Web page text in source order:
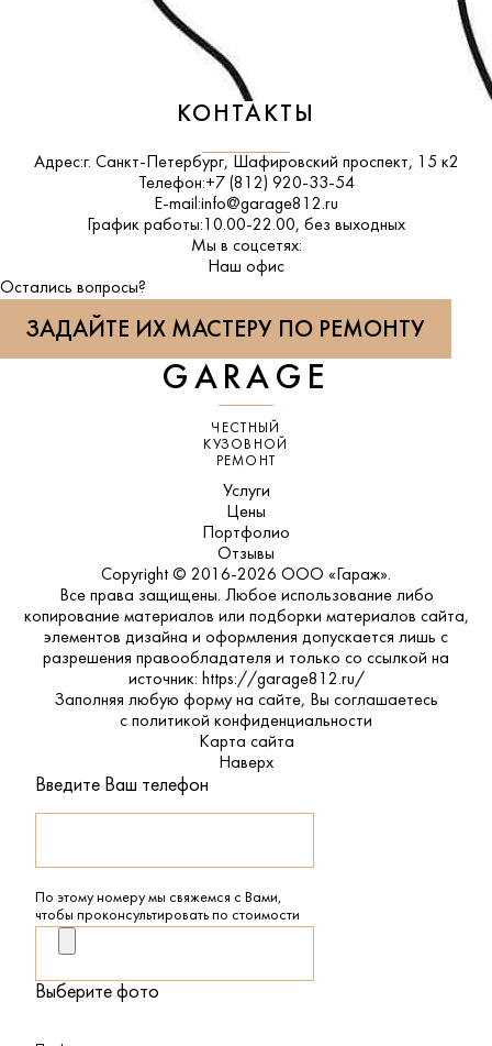
КОНТАКТЫ
Адрес:г. Санкт-Петербург, Шафировский проспект, 15 к2
Телефон:+7 (812) 920-33-54
E-mail:info@garage812.ru
График работы: 10.00-22.00, без выходных
Мы в соцсетях:
ВКонтакте
Наш офис
Остались вопросы?
ЗАДАЙТЕ ИХ МАСТЕРУ ПО РЕМОНТУ
GARAGE
ЧЕСТНЫЙ
КУЗОВНОЙ
РЕМОНТ
Услуги
Цены
Портфолио
Отзывы
Copyright © 2016-2026 ООО «Гараж».
Все права защищены. Любое использование либо
копирование материалов или подборки материалов сайта,
элементов дизайна и оформления допускается лишь с
разрешения правообладателя и только со ссылкой на
источник: https://garage812.ru/
Заполняя любую форму на сайте, Вы соглашаетесь
с политикой конфиденциальности
Карта сайта
Наверх
Введите Ваш телефон
По этому номеру мы свяжемся с Вами,
чтобы проконсультировать по стоимости
Выберите фото